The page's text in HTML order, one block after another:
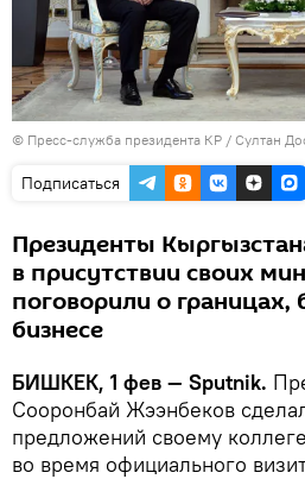
© Пресс-служба президента КР / Султан
Подписаться
Президенты
в присутствии своих
поговорили о границах,
бизнесе
БИШКЕК, 1 фев — Sputnik.
Сооронбай Жээнбеков
предложений своему
во время официального